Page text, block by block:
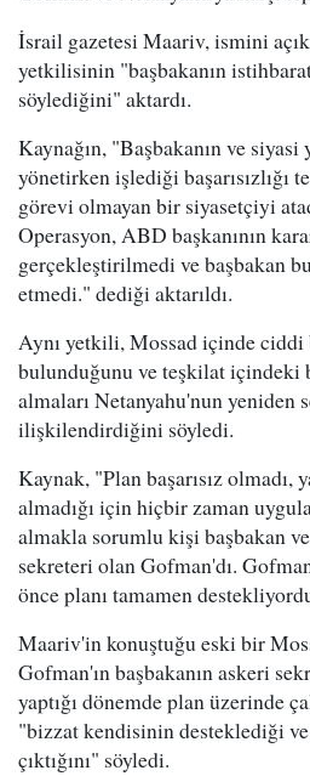
İsrail gazetesi Maariv, ismini
yetkilisinin "başbakanın
söylediğini" aktardı.
Kaynağın, "Başbakanın ve siyasi
yönetirken işlediği başarısızlığı
görevi olmayan bir siyasetçiyi
Operasyon, ABD başkanının
gerçekleştirilmedi ve başbakan
etmedi." dediği aktarıldı.
Aynı yetkili, Mossad içinde
bulunduğunu ve teşkilat içindeki
almaları Netanyahu'nun
ilişkilendirdiğini söyledi.
Kaynak, "Plan başarısız olmadı,
almadığı için hiçbir zaman
almakla sorumlu kişi başbakan
sekreteri olan Gofman'dı.
önce planı tamamen
Maariv'in konuştuğu eski bir
Gofman'ın başbakanın askeri
yaptığı dönemde plan üzerinde
"bizzat kendisinin desteklediği
çıktığını" söyledi.